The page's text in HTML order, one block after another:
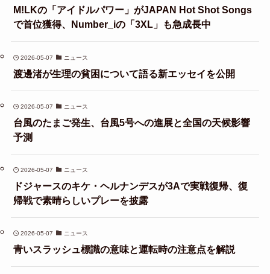
M!LKの「アイドルパワー」がJAPAN Hot Shot Songs
で首位獲得、Number_iの「3XL」も急成長中
2026-05-07 ニュース
渡邊渚が生理の貧困について語る新エッセイを公開
2026-05-07 ニュース
台風のたまご発生、台風5号への進展と全国の天候影響
予測
2026-05-07 ニュース
ドジャースのキケ・ヘルナンデスが3Aで実戦復帰、復
帰戦で素晴らしいプレーを披露
2026-05-07 ニュース
青いスラッシュ標識の意味と運転時の注意点を解説